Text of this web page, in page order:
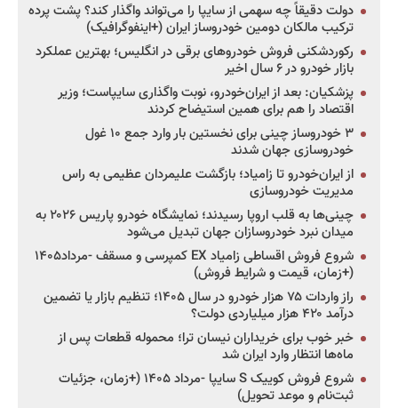
دولت دقیقاً چه سهمی از سایپا را می‌تواند واگذار کند؟ پشت پرده
ترکیب مالکان دومین خودروساز ایران (+اینفوگرافیک)
رکوردشکنی فروش خودروهای برقی در انگلیس؛ بهترین عملکرد
بازار خودرو در ۶ سال اخیر
پزشکیان: بعد از ایران‌خودرو، نوبت واگذاری سایپاست؛ وزیر
اقتصاد را هم برای همین استیضاح کردند
۳ خودروساز چینی برای نخستین بار وارد جمع ۱۰ غول
خودروسازی جهان شدند
از ایران‌خودرو تا زامیاد؛ بازگشت علیمردان عظیمی به راس
مدیریت خودروسازی
چینی‌ها به قلب اروپا رسیدند؛ نمایشگاه خودرو پاریس ۲۰۲۶ به
میدان نبرد خودروسازان جهان تبدیل می‌شود
شروع فروش اقساطی زامیاد EX کمپرسی و مسقف -مرداد۱۴۰۵
(+زمان، قیمت و شرایط فروش)
راز واردات ۷۵ هزار خودرو در سال ۱۴۰۵؛ تنظیم بازار یا تضمین
درآمد ۴۲۰ هزار میلیاردی دولت؟
خبر خوب برای خریداران نیسان ترا؛ محموله قطعات پس از
ماه‌ها انتظار وارد ایران شد
شروع فروش کوییک S سایپا -مرداد ۱۴۰۵ (+زمان، جزئیات
ثبت‌نام و موعد تحویل)